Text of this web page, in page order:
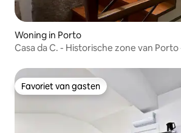
Woning in Porto
Casa da C. - Historische zone van Porto
Favoriet van gasten
Favoriet van gasten